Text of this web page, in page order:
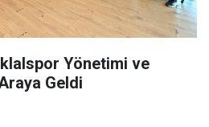
Yönetimi ve
Geldi